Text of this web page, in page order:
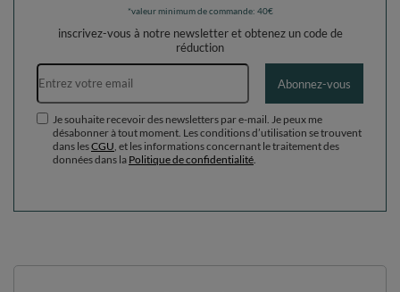
*valeur minimum de commande: 40€
inscrivez-vous à notre newsletter et obtenez un code de
réduction
Adresse e-mail
Abonnez-vous
Je souhaite recevoir des newsletters par e-mail. Je peux me
désabonner à tout moment. Les conditions d’utilisation se trouvent
dans lesCGU , et les informations concernant le traitement des
données dans la Politique de confidentialité